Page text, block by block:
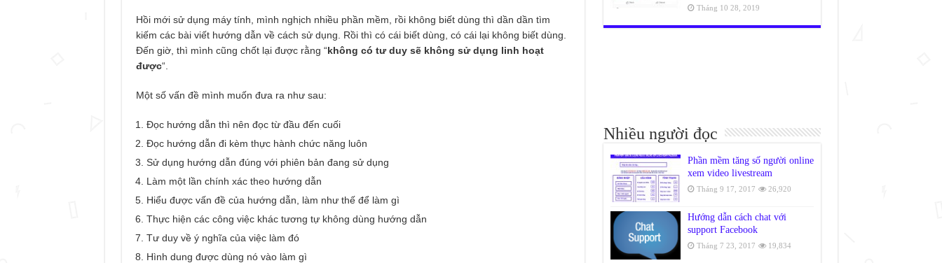
Hồi mới sử dụng máy tính, mình nghịch nhiều phần mềm, rồi không biết dùng thì dần dần tìm
kiếm các bài viết hướng dẫn về cách sử dụng. Rồi thì có cái biết dùng, có cái lại không biết dùng.
Đến giờ, thì mình cũng chốt lại được rằng “không có tư duy sẽ không sử dụng linh hoạt
được“.
Một số vấn đề mình muốn đưa ra như sau:
Đọc hướng dẫn thì nên đọc từ đầu đến cuối
Đọc hướng dẫn đi kèm thực hành chức năng luôn
Sử dụng hướng dẫn đúng với phiên bản đang sử dụng
Làm một lần chính xác theo hướng dẫn
Hiểu được vấn đề của hướng dẫn, làm như thế để làm gì
Thực hiện các công việc khác tương tự không dùng hướng dẫn
Tư duy về ý nghĩa của việc làm đó
Hình dung được dùng nó vào làm gì
Tháng 10 28, 2019
Nhiều người đọc
Phần mềm tăng số người online
xem video livestream
Tháng 9 17, 2017 26,920
Hướng dẫn cách chat với
support Facebook
Tháng 7 23, 2017 19,834